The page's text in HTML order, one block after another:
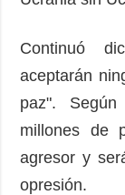
Continuó
aceptarán
paz".
millones de
agresor y
opresión.